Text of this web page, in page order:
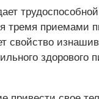
тремя приемами
здорового